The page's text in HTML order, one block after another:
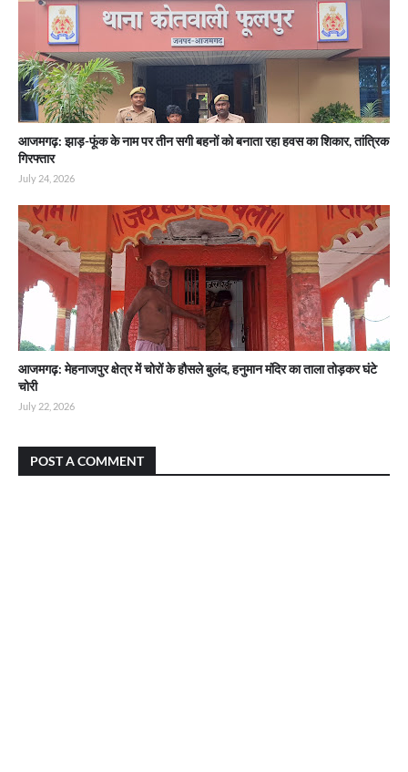
आजमगढ़: झाड़-फूंक के नाम पर तीन सगी बहनों को बनाता रहा हवस का शिकार, तांत्रिक
गिरफ्तार
July 24, 2026
आजमगढ़: मेहनाजपुर क्षेत्र में चोरों के हौसले बुलंद, हनुमान मंदिर का ताला तोड़कर घंटे
चोरी
July 22, 2026
POST A COMMENT